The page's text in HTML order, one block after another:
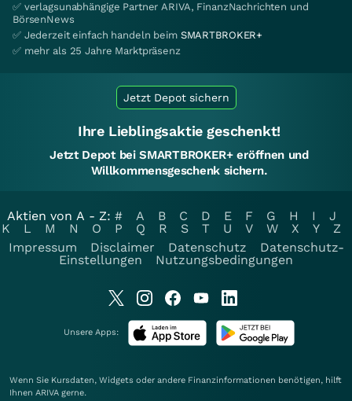
✅ verlagsunabhängige Partner ARIVA, FinanzNachrichten und
BörsenNews
✅ Jederzeit einfach handeln beim SMARTBROKER+
✅ mehr als 25 Jahre Marktpräsenz
Jetzt Depot sichern
Ihre Lieblingsaktie geschenkt!
Jetzt Depot bei SMARTBROKER+ eröffnen und
Willkommensgeschenk sichern.
Aktien von A - Z: # A B C D E F G H I
J
K
L M N O P Q R S T U V W X Y
Z
Impressum
Disclaimer Datenschutz
Datenschutz-
Einstellungen
Nutzungsbedingungen
Unsere Apps:
Wenn Sie Kursdaten, Widgets oder andere Finanzinformationen benötigen, hilft
Ihnen ARIVA gerne.